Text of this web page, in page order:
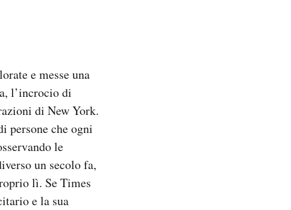
e messe una
l’incrocio di
di New York.
persone che ogni
le
un secolo fa,
lì. Se Times
e la sua